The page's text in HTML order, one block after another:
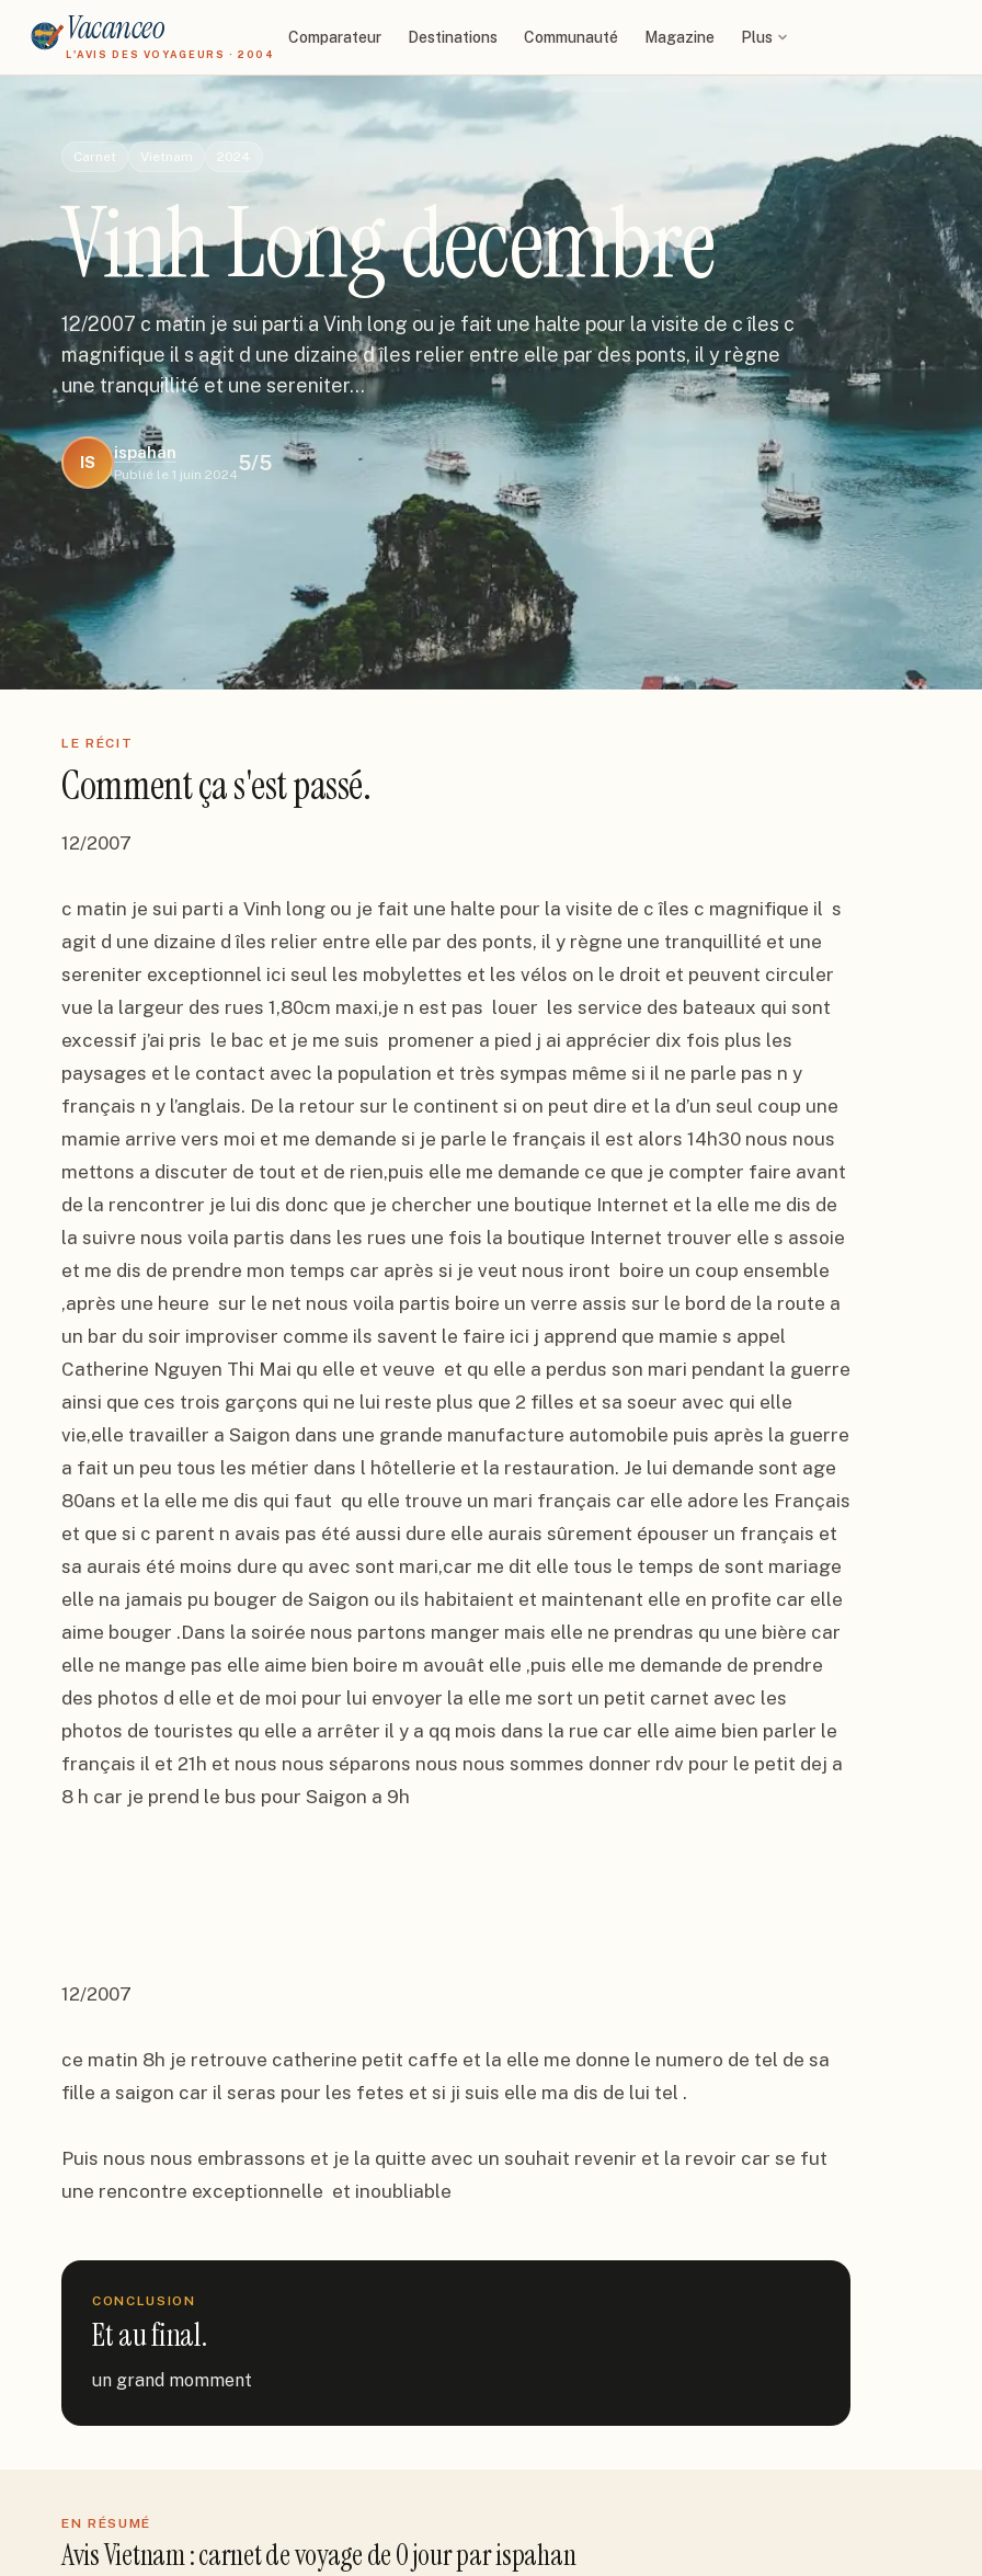
Vacanceo
L'AVIS DES VOYAGEURS · 2004
Comparateur Destinations Communauté Magazine Plus
Carnet Vietnam 2024
Vinh Long decembre
12/2007 c matin je sui parti a Vinh long ou je fait une halte pour la visite de c îles c
magnifique il s agit d une dizaine d îles relier entre elle par des ponts, il y règne
une tranquillité et une sereniter…
IS
ispahan
Publié le 1 juin 2024
5/5
LE RÉCIT
Comment ça s'est passé.
12/2007
c matin je sui parti a Vinh long ou je fait une halte pour la visite de c îles c magnifique il  s
agit d une dizaine d îles relier entre elle par des ponts, il y règne une tranquillité et une
sereniter exceptionnel ici seul les mobylettes et les vélos on le droit et peuvent circuler
vue la largeur des rues 1,80cm maxi,je n est pas  louer  les service des bateaux qui sont
excessif j’ai pris  le bac et je me suis  promener a pied j ai apprécier dix fois plus les
paysages et le contact avec la population et très sympas même si il ne parle pas n y
français n y l’anglais. De la retour sur le continent si on peut dire et la d’un seul coup une
mamie arrive vers moi et me demande si je parle le français il est alors 14h30 nous nous
mettons a discuter de tout et de rien,puis elle me demande ce que je compter faire avant
de la rencontrer je lui dis donc que je chercher une boutique Internet et la elle me dis de
la suivre nous voila partis dans les rues une fois la boutique Internet trouver elle s assoie
et me dis de prendre mon temps car après si je veut nous iront  boire un coup ensemble
,après une heure  sur le net nous voila partis boire un verre assis sur le bord de la route a
un bar du soir improviser comme ils savent le faire ici j apprend que mamie s appel
Catherine Nguyen Thi Mai qu elle et veuve  et qu elle a perdus son mari pendant la guerre
ainsi que ces trois garçons qui ne lui reste plus que 2 filles et sa soeur avec qui elle
vie,elle travailler a Saigon dans une grande manufacture automobile puis après la guerre
a fait un peu tous les métier dans l hôtellerie et la restauration. Je lui demande sont age
80ans et la elle me dis qui faut  qu elle trouve un mari français car elle adore les Français
et que si c parent n avais pas été aussi dure elle aurais sûrement épouser un français et
sa aurais été moins dure qu avec sont mari,car me dit elle tous le temps de sont mariage
elle na jamais pu bouger de Saigon ou ils habitaient et maintenant elle en profite car elle
aime bouger .Dans la soirée nous partons manger mais elle ne prendras qu une bière car
elle ne mange pas elle aime bien boire m avouât elle ,puis elle me demande de prendre
des photos d elle et de moi pour lui envoyer la elle me sort un petit carnet avec les
photos de touristes qu elle a arrêter il y a qq mois dans la rue car elle aime bien parler le
français il et 21h et nous nous séparons nous nous sommes donner rdv pour le petit dej a
8 h car je prend le bus pour Saigon a 9h
12/2007
ce matin 8h je retrouve catherine petit caffe et la elle me donne le numero de tel de sa
fille a saigon car il seras pour les fetes et si ji suis elle ma dis de lui tel .
Puis nous nous embrassons et je la quitte avec un souhait revenir et la revoir car se fut
une rencontre exceptionnelle  et inoubliable
CONCLUSION
Et au final.
un grand momment
EN RÉSUMÉ
AvisVietnam: carnet de voyage de0jourparispahan